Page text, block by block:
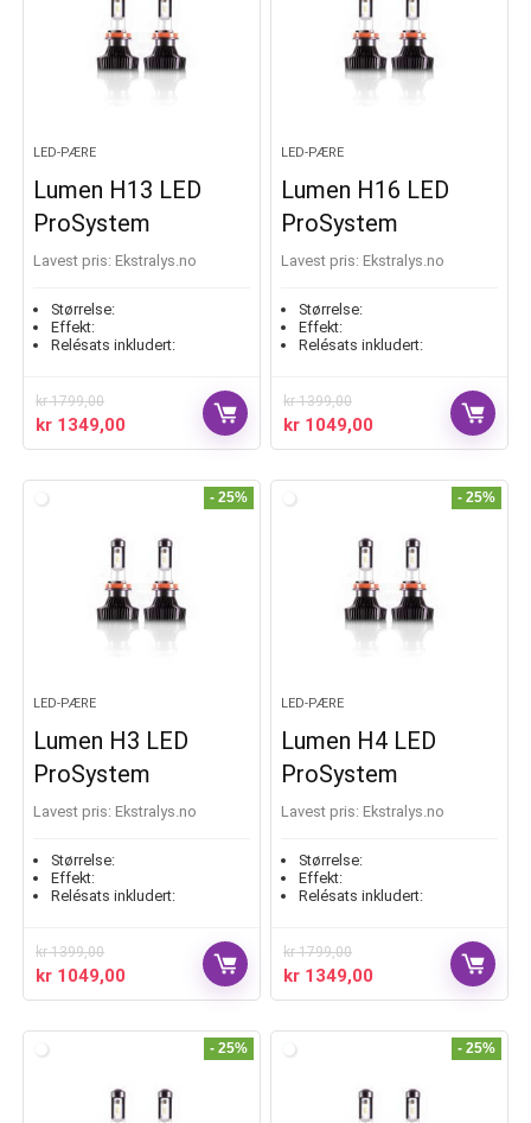
LED-PÆRE
Lumen H13 LED
ProSystem
Lavest pris: ekstralys.no
Størrelse:
Effekt:
Relésats inkludert:
kr1799,00
kr 1349,00
LED-PÆRE
Lumen H16 LED
ProSystem
Lavest pris: ekstralys.no
Størrelse:
Effekt:
Relésats inkludert:
kr1399,00
kr 1049,00
- 25%
LED-PÆRE
Lumen H3 LED
ProSystem
Lavest pris: ekstralys.no
Størrelse:
Effekt:
Relésats inkludert:
kr1399,00
kr 1049,00
- 25%
LED-PÆRE
Lumen H4 LED
ProSystem
Lavest pris: ekstralys.no
Størrelse:
Effekt:
Relésats inkludert:
kr1799,00
kr 1349,00
- 25% - 25%